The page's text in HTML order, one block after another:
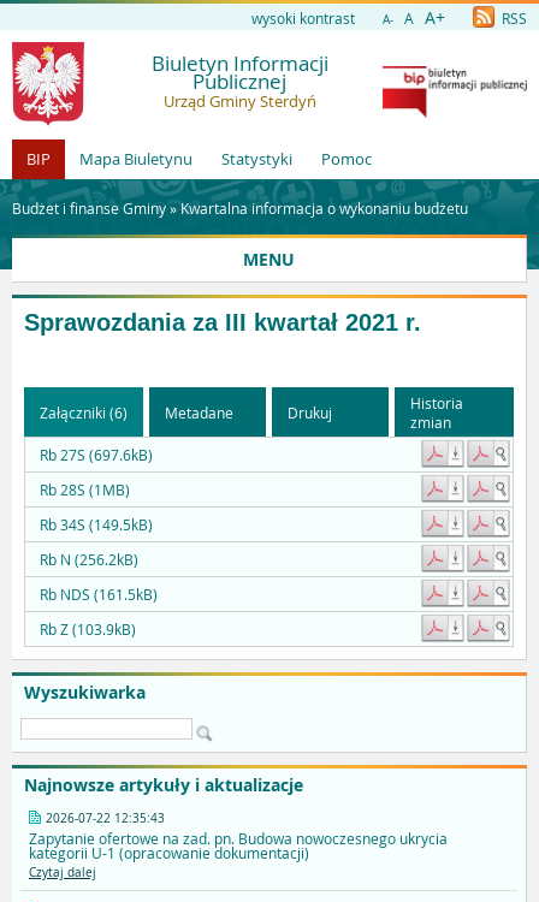
wysoki kontrast A- A A+ RSS
Biuletyn Informacji
Publicznej
Urząd Gminy Sterdyń
BIP Mapa Biuletynu Statystyki Pomoc
Budżet i finanse Gminy »Kwartalna informacja o wykonaniu budżetu
MENU
Wyszukiwarka
Najnowsze artykuły i aktualizacje
2026-07-22 12:35:43
Zapytanie ofertowe na zad. pn. Budowa nowoczesnego ukrycia
kategorii U-1 (opracowanie dokumentacji)
Czytaj dalej
Sprawozdania za III kwartał 2021 r.
Załączniki (6) Metadane Drukuj
Historia
zmian
Rb 27S (697.6kB)
Rb 28S (1MB)
Rb 34S (149.5kB)
Rb N (256.2kB)
Rb NDS (161.5kB)
Rb Z (103.9kB)